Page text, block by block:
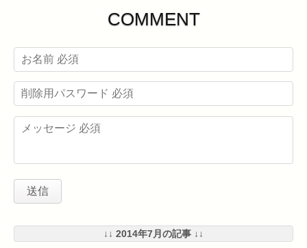
COMMENT
↓↓ 2014年7月の記事 ↓↓